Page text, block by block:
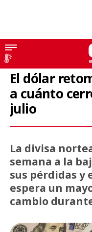
Dólar
El dólar
a cuánto
julio
La divisa
semana a la
sus pérdidas y
espera un
cambio